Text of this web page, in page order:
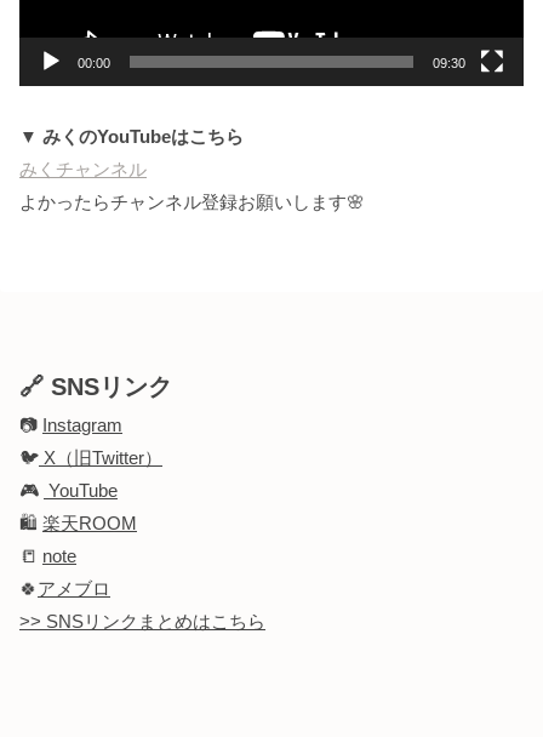
00:00 09:30
▼ みくのYouTubeはこちら
みくチャンネル
よかったらチャンネル登録お願いします🌸
🔗 SNSリンク
📷 Instagram
🐦 X（旧Twitter）
🎮 YouTube
🛍️ 楽天ROOM
📒 note
🍀アメブロ
>> SNSリンクまとめはこちら